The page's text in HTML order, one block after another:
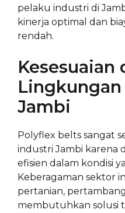
pelaku industri di
kinerja optimal dan
rendah.
Kesesuaian
Jambi
Polyflex belts sangat
industri Jambi karena
efisien dalam kondisi
Keberagaman sektor
pertanian,
membutuhkan solusi